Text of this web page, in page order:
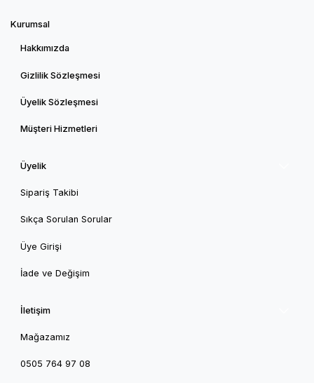
Kurumsal
Hakkımızda
Gizlilik Sözleşmesi
Üyelik Sözleşmesi
Müşteri Hizmetleri
Üyelik
Sipariş Takibi
Sıkça Sorulan Sorular
Üye Girişi
İade ve Değişim
İletişim
Mağazamız
0505 764 97 08